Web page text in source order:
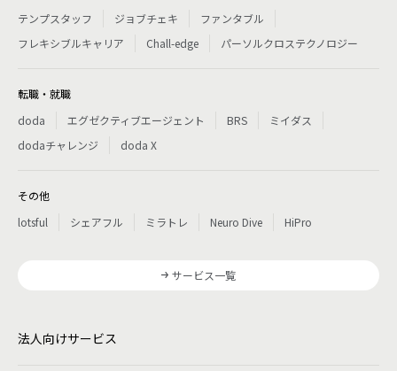
テンプスタッフ
ジョブチェキ
ファンタブル
フレキシブルキャリア
Chall-edge パーソルクロステクノロジー
転職・就職
doda
エグゼクティブエージェント BRS
ミイダス
dodaチャレンジ
doda X
その他
lotsful
シェアフル ミラトレ Neuro Dive HiPro
サービス一覧
法人向けサービス